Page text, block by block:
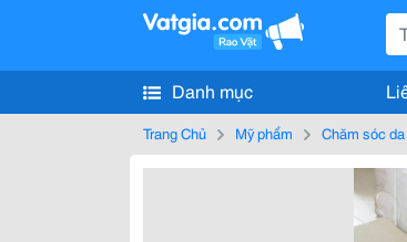
Danh mục
Trang Chủ Mỹ phẩm Chăm sóc